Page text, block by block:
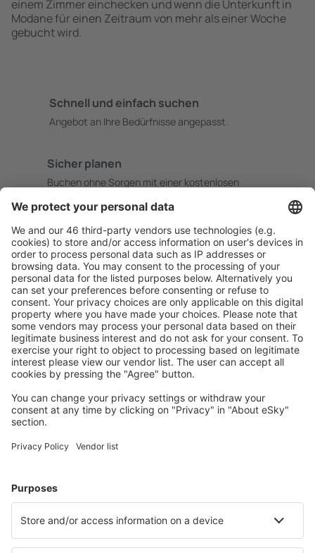
einem Zimmer einchecken und wenn die Unterkunft in
Modane für einen Zeitraum von mehr als einer Woche
gebucht wird.
Schnell und einfach suchen
Angebot an Ihre Bedürfnisse angepasst.
Sicher planen
Buchen ohne Sorgen mit einer kostenlosen
Mehr sparen
Attraktive Preise und Spezialangebote für eingeloggte
Benutzer.
Unterkünfte, die Sie mögen
Wählen Sie aus über 1,3 Millionen Unterkünften: Hotels,
Hütten, Apartments und andere.
Unterkünfte in Frankreich - Beliebte Städte
Unterkunft in Nizza Unterkunft in Erquy